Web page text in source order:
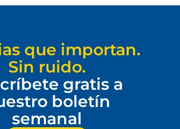
que importan.
Sin ruido.
gratis a
boletín
semanal